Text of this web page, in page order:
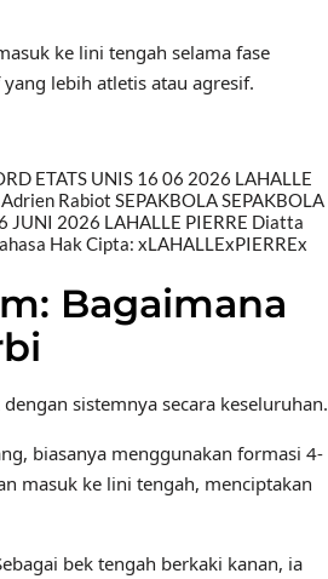
ke lini tengah selama fase
lebih atletis atau agresif.
ETATS UNIS 16 06 2026 LAHALLE
Rabiot SEPAKBOLA SEPAKBOLA
JUNI 2026 LAHALLE PIERRE Diatta
Hak Cipta: xLAHALLExPIERREx
Bagaimana
sistemnya secara keseluruhan.
biasanya menggunakan formasi 4-
masuk ke lini tengah, menciptakan
bek tengah berkaki kanan, ia